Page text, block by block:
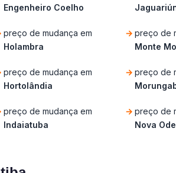
Engenheiro Coelho
preço de mudança em
Holambra
preço de mudança em
Hortolândia
preço de mudança em
Indaiatuba
preço de
Monte
preço de
preço de
Nova